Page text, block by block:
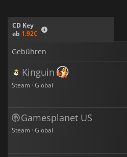
CD Key
ab 1.92€
Gebühren
Kinguin
Steam · Global
Gamesplanet US
Steam · Global